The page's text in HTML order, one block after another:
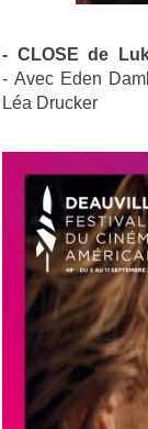
- CLOSE de
- Avec Eden
Léa Drucker